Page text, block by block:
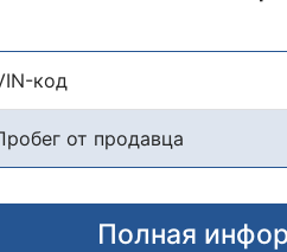
код
от продавца
Полная